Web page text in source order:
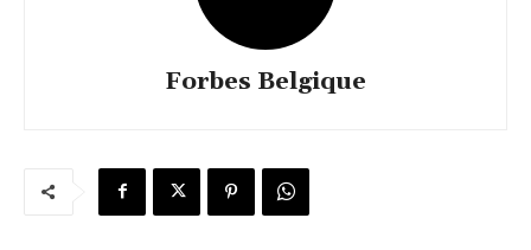
Forbes Belgique